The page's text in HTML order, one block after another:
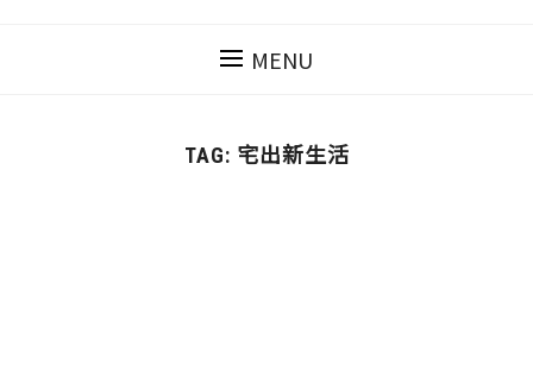
MENU
TAG: 宅出新生活